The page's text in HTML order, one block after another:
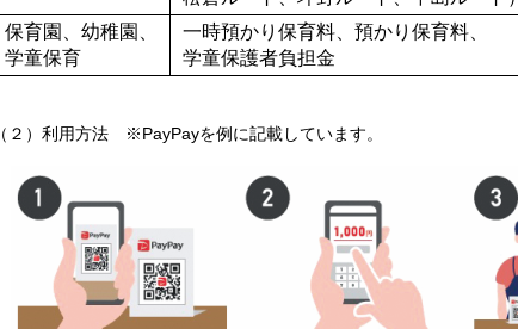
保育園、幼稚園、
学童保育
一時預かり保育料、預かり保育料、
学童保護者負担金
（２）利用方法 ※PayPayを例に記載しています。